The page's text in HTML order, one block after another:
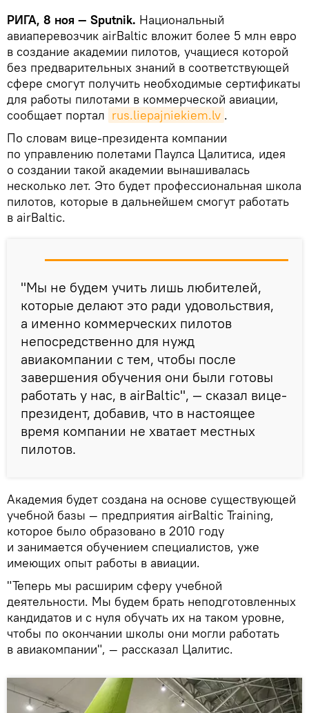
РИГА, 8 ноя — Sputnik. Национальный
авиаперевозчик airBaltic вложит более 5 млн евро
в создание академии пилотов, учащиеся которой
без предварительных знаний в соответствующей
сфере смогут получить необходимые сертификаты
для работы пилотами в коммерческой авиации,
сообщает портал rus.liepajniekiem.lv .
По словам вице-президента компании
по управлению полетами Паулса Цалитиса, идея
о создании такой академии вынашивалась
несколько лет. Это будет профессиональная школа
пилотов, которые в дальнейшем смогут работать
в airBaltic.
"Мы не будем учить лишь любителей,
которые делают это ради удовольствия,
а именно коммерческих пилотов
непосредственно для нужд
авиакомпании с тем, чтобы после
завершения обучения они были готовы
работать у нас, в airBaltic", — сказал вице-
президент, добавив, что в настоящее
время компании не хватает местных
пилотов.
Академия будет создана на основе существующей
учебной базы — предприятия airBaltic Training,
которое было образовано в 2010 году
и занимается обучением специалистов, уже
имеющих опыт работы в авиации.
"Теперь мы расширим сферу учебной
деятельности. Мы будем брать неподготовленных
кандидатов и с нуля обучать их на таком уровне,
чтобы по окончании школы они могли работать
в авиакомпании", — рассказал Цалитис.